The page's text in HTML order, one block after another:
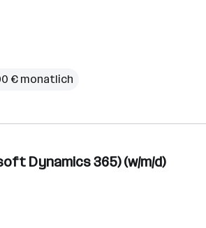
€ monatlich
Dynamics 365) (w/m/d)